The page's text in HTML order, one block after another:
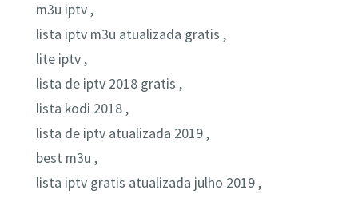
m3u iptv ,
lista iptv m3u atualizada gratis ,
lite iptv ,
lista de iptv 2018 gratis ,
lista kodi 2018 ,
lista de iptv atualizada 2019 ,
best m3u ,
lista iptv gratis atualizada julho 2019 ,